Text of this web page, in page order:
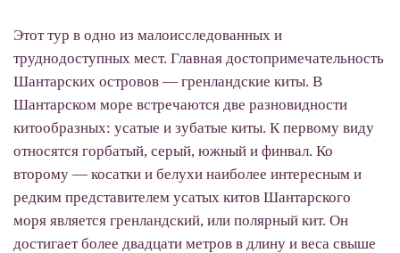
Этот тур в одно из малоисследованных и
труднодоступных мест. Главная достопримечательность
Шантарских островов — гренландские киты. В
Шантарском море встречаются две разновидности
китообразных: усатые и зубатые киты. К первому виду
относятся горбатый, серый, южный и финвал. Ко
второму — косатки и белухи наиболее интересным и
редким представителем усатых китов Шантарского
моря является гренландский, или полярный кит. Он
достигает более двадцати метров в длину и веса свыше